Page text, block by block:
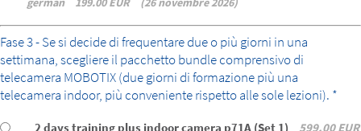
bundle
Fase 3 - Se si decide di frequentare due o più giorni in una
settimana, scegliere il pacchetto bundle comprensivo di
telecamera MOBOTIX (due giorni di formazione più una
telecamera indoor, più conveniente rispetto alle sole lezioni). *
2 days training plus indoor camera p71A (Set 1)
599.00 EUR